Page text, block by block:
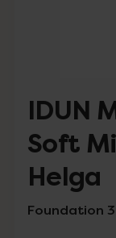
IDUN
Soft
Helga
Foundation